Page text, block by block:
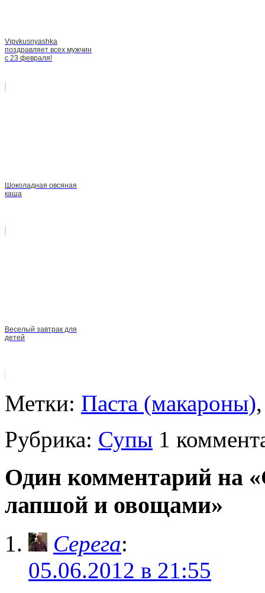
Vipvkusnyashka
поздравляет всех мужчин
с 23 февраля!
Шоколадная овсяная
каша
Веселый завтрак для
детей
Метки: Паста (макароны)
Рубрика: Супы 1
Один комментарий на
лапшой и овощами»
Серега:
05.06.2012 в 21:55